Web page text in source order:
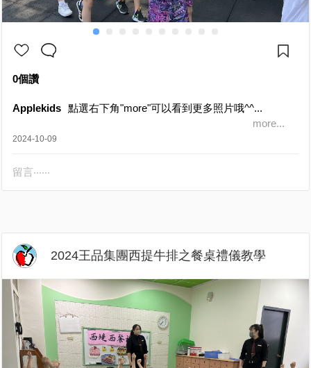
0個讚
Applekids
點選右下角"more"可以看到更多照片哦^^...
more...
2024-10-09
留言‧‧‧‧‧‧
2024王品集團西提牛排之餐桌禮儀教學